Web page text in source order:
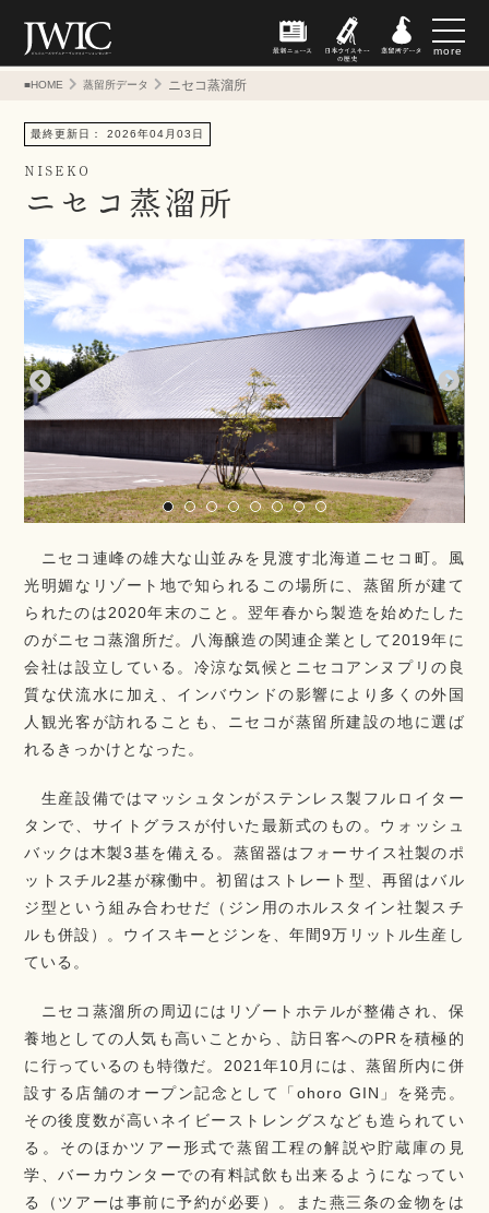
more
■HOME 蒸留所データ ニセコ蒸溜所
最終更新日： 2026年04月03日
NISEKO
ニセコ蒸溜所
ニセコ連峰の雄大な山並みを見渡す北海道ニセコ町。風
光明媚なリゾート地で知られるこの場所に、蒸留所が建て
られたのは2020年末のこと。翌年春から製造を始めたした
のがニセコ蒸溜所だ。八海醸造の関連企業として2019年に
会社は設立している。冷涼な気候とニセコアンヌプリの良
質な伏流水に加え、インバウンドの影響により多くの外国
人観光客が訪れることも、ニセコが蒸留所建設の地に選ば
れるきっかけとなった。
生産設備ではマッシュタンがステンレス製フルロイター
タンで、サイトグラスが付いた最新式のもの。ウォッシュ
バックは木製3基を備える。蒸留器はフォーサイス社製のポ
ットスチル2基が稼働中。初留はストレート型、再留はバル
ジ型という組み合わせだ（ジン用のホルスタイン社製スチ
ルも併設）。ウイスキーとジンを、年間9万リットル生産し
ている。
ニセコ蒸溜所の周辺にはリゾートホテルが整備され、保
養地としての人気も高いことから、訪日客へのPRを積極的
に行っているのも特徴だ。2021年10月には、蒸留所内に併
設する店舗のオープン記念として「ohoro GIN」を発売。
その後度数が高いネイビーストレングスなども造られてい
る。そのほかツアー形式で蒸留工程の解説や貯蔵庫の見
学、バーカウンターでの有料試飲も出来るようになってい
る（ツアーは事前に予約が必要）。また燕三条の金物をは